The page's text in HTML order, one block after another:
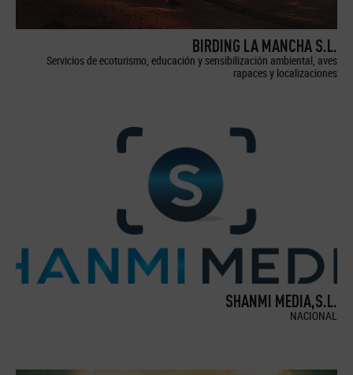
BIRDING LA MANCHA S.L.
Servicios de ecoturismo, educación y sensibilización ambiental, aves
rapaces y localizaciones
SHANMI MEDIA,S.L.
NACIONAL